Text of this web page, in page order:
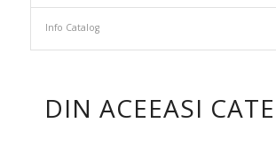
Info Catalog
DIN ACEEASI